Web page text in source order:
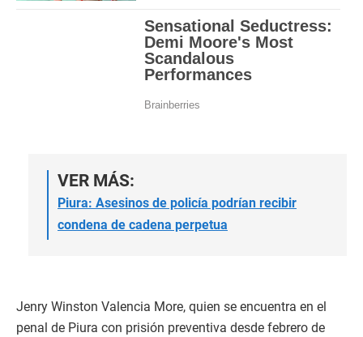
VER MÁS:
Piura: Asesinos de policía podrían recibir
condena de cadena perpetua
Jenry Winston Valencia More, quien se encuentra en el
penal de Piura con prisión preventiva desde febrero de